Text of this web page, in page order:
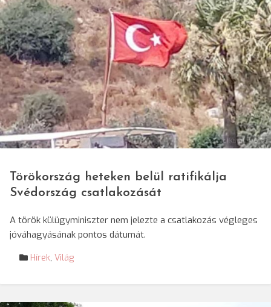
© Zöld Katalin/SRR
Törökország heteken belül ratifikálja
Svédország csatlakozását
A török külügyminiszter nem jelezte a csatlakozás végleges
jóváhagyásának pontos dátumát.
Hírek, Világ